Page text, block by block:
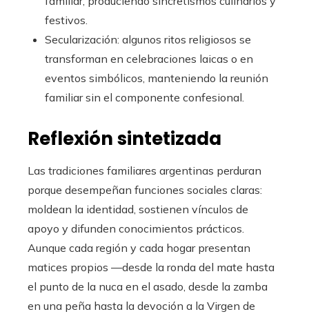
festivos.
Secularización: algunos ritos religiosos se
transforman en celebraciones laicas o en
eventos simbólicos, manteniendo la reunión
familiar sin el componente confesional.
Reflexión sintetizada
Las tradiciones familiares argentinas perduran
porque desempeñan funciones sociales claras:
moldean la identidad, sostienen vínculos de
apoyo y difunden conocimientos prácticos.
Aunque cada región y cada hogar presentan
matices propios —desde la ronda del mate hasta
el punto de la nuca en el asado, desde la zamba
en una peña hasta la devoción a la Virgen de